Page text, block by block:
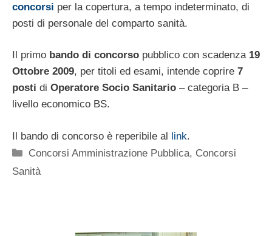
concorsi per la copertura, a tempo indeterminato, di
posti di personale del comparto sanità.
Il primo bando di concorso pubblico con scadenza 19
Ottobre 2009, per titoli ed esami, intende coprire 7
posti di Operatore Socio Sanitario – categoria B –
livello economico BS.
Il bando di concorso è reperibile al link.
Categorie
Concorsi Amministrazione Pubblica, Concorsi
Sanità